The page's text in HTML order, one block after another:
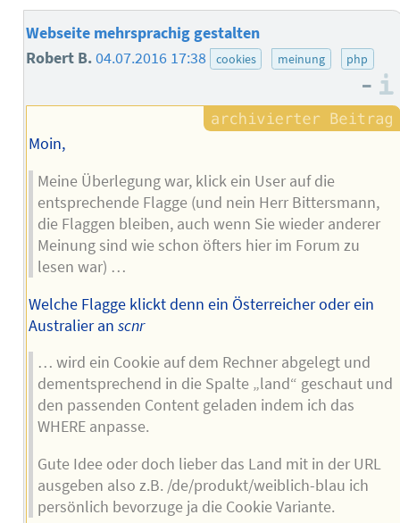
Webseite mehrsprachig gestalten
Robert B.04.07.2016 17:38 cookies meinung php
–
Moin,
Meine Überlegung war, klick ein User auf die
entsprechende Flagge (und nein Herr Bittersmann,
die Flaggen bleiben, auch wenn Sie wieder anderer
Meinung sind wie schon öfters hier im Forum zu
lesen war) …
Welche Flagge klickt denn ein Österreicher oder ein
Australier an scnr
… wird ein Cookie auf dem Rechner abgelegt und
dementsprechend in die Spalte „land“ geschaut und
den passenden Content geladen indem ich das
WHERE anpasse.
Gute Idee oder doch lieber das Land mit in der URL
ausgeben also z.B. /de/produkt/weiblich-blau ich
persönlich bevorzuge ja die Cookie Variante.